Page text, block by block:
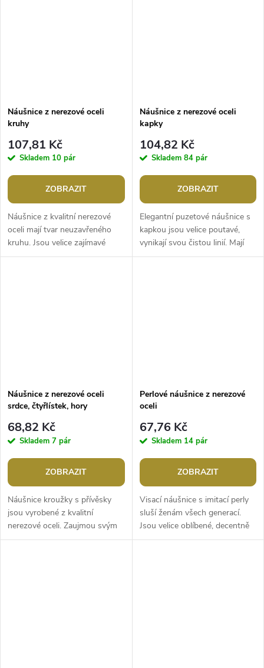
Náušnice z nerezové oceli
kruhy
107,81 Kč
Skladem 10 pár
ZOBRAZIT
Náušnice z kvalitní nerezové
oceli mají tvar neuzavřeného
kruhu. Jsou velice zajímavé
svým designem, skvěle doplní
Náušnice z nerezové oceli
kapky
104,82 Kč
Skladem 84 pár
ZOBRAZIT
Elegantní puzetové náušnice s
kapkou jsou velice poutavé,
vynikají svou čistou linií. Mají
vysoký zrcadlový lesk. Využijete
Náušnice z nerezové oceli
srdce, čtyřlístek, hory
68,82 Kč
Skladem 7 pár
ZOBRAZIT
Náušnice kroužky s přívěsky
jsou vyrobené z kvalitní
nerezové oceli. Zaujmou svým
designem, přívěsky i kroužky
Perlové náušnice z nerezové
oceli
67,76 Kč
Skladem 14 pár
ZOBRAZIT
Visací náušnice s imitací perly
sluší ženám všech generací.
Jsou velice oblíbené, decentně
doladí každý outfit, přitom